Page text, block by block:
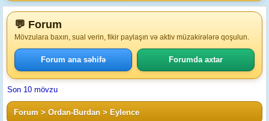
💬 Forum
Mövzulara baxın, sual verin, fikir paylaşın və aktiv müzakirələrə qoşulun.
Forum ana səhifə Forumda axtar
Son 10 mövzu
Forum > Ordan-Burdan > Eylence